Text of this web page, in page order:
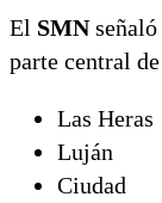
El SMNseñaló
parte central
Las Heras
Luján
Ciudad